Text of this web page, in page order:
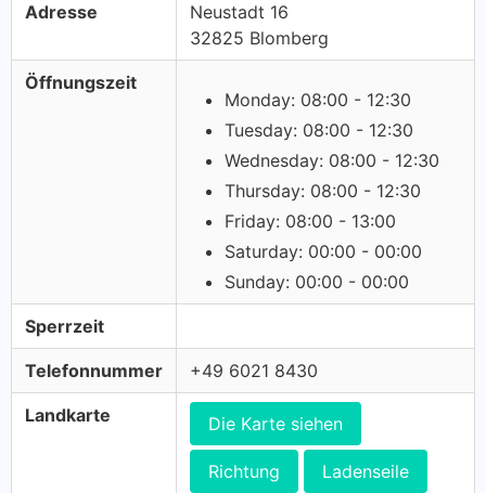
Adresse
Neustadt 16
32825 Blomberg
Öffnungszeit
Monday: 08:00 - 12:30
Tuesday: 08:00 - 12:30
Wednesday: 08:00 - 12:30
Thursday: 08:00 - 12:30
Friday: 08:00 - 13:00
Saturday: 00:00 - 00:00
Sunday: 00:00 - 00:00
Sperrzeit
Telefonnummer +49 6021 8430
Landkarte Die Karte siehen
Richtung Ladenseile